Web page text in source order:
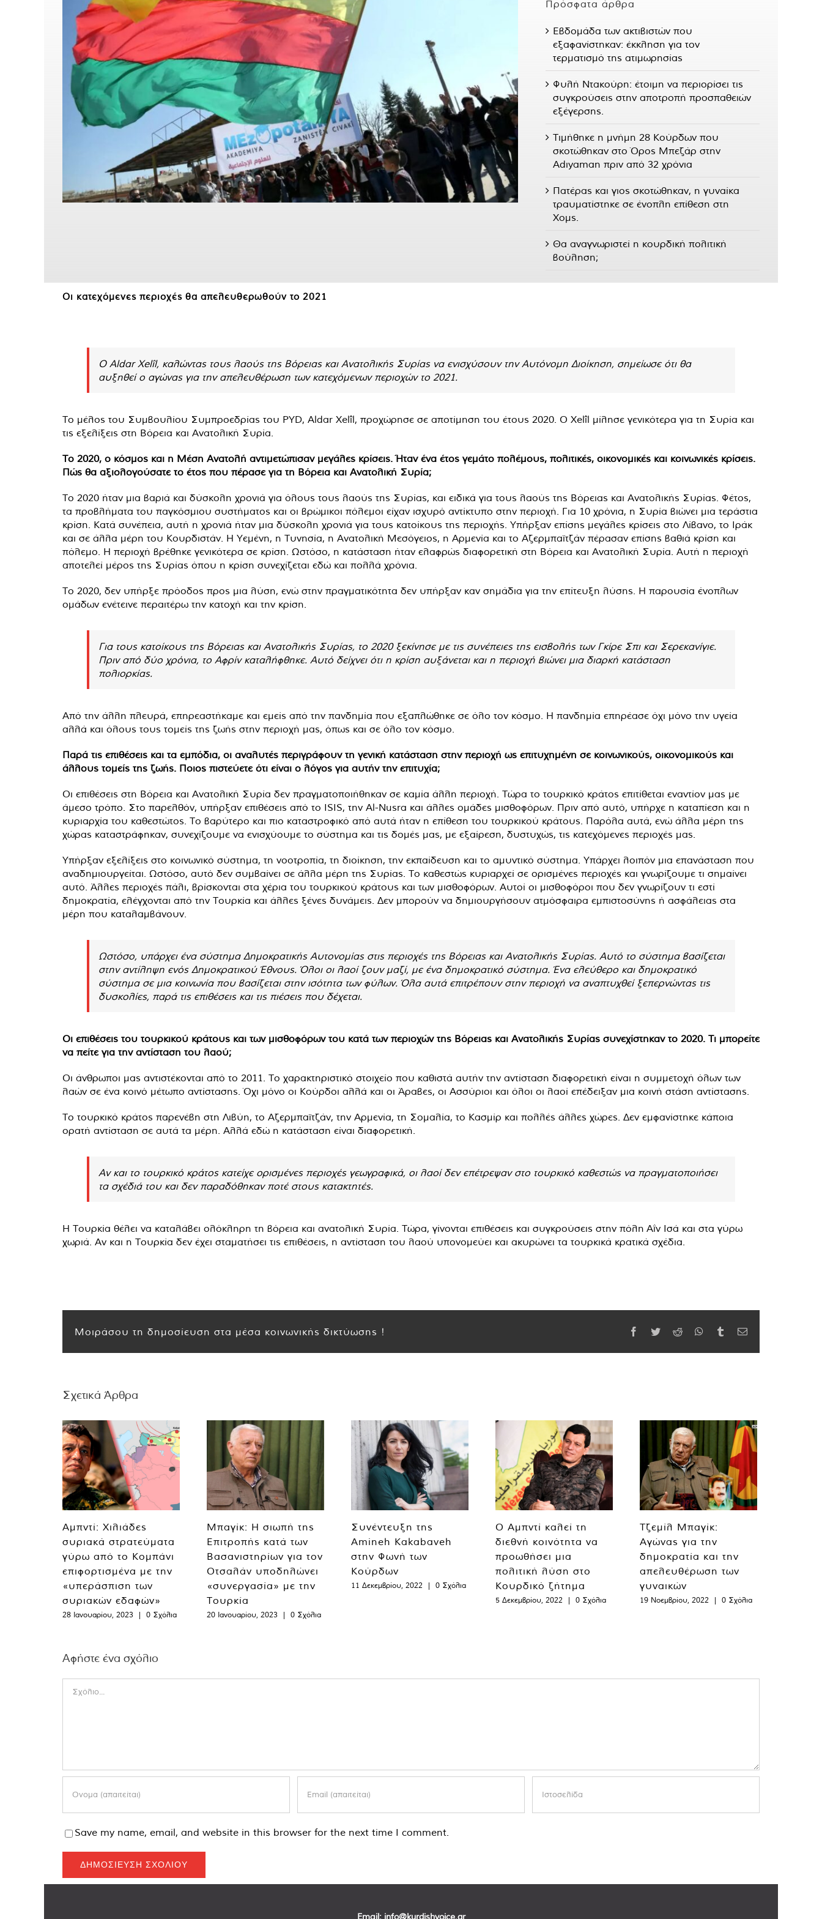
Πρόσφατα άρθρα
Εβδομάδα των ακτιβιστών που
εξαφανίστηκαν: έκκληση για τον
τερματισμό της ατιμωρησίας
Φυλή Ντακούρη: έτοιμη να περιορίσει τις
συγκρούσεις στην αποτροπή προσπαθειών
εξέγερσης.
Τιμήθηκε η μνήμη 28 Κούρδων που
σκοτώθηκαν στο Όρος Μπεζάρ στην
Adıyaman πριν από 32 χρόνια
Πατέρας και γιος σκοτώθηκαν, η γυναίκα
τραυματίστηκε σε ένοπλη επίθεση στη
Χομς.
Θα αναγνωριστεί η κουρδική πολιτική
βούληση;
Οι κατεχόμενες περιοχές θα απελευθερωθούν το 2021
Ο Aldar Xelîl, καλώντας τους λαούς της Βόρειας και Ανατολικής Συρίας να ενισχύσουν την Αυτόνομη Διοίκηση, σημείωσε ότι θα
αυξηθεί ο αγώνας για την απελευθέρωση των κατεχόμενων περιοχών το 2021.
Το μέλος του Συμβουλίου Συμπροεδρίας του PYD, Aldar Xelîl, προχώρησε σε αποτίμηση του έτους 2020. Ο Xelîl μίλησε γενικότερα για τη Συρία και
τις εξελίξεις στη Βόρεια και Ανατολική Συρία.
Το 2020, ο κόσμος και η Μέση Ανατολή αντιμετώπισαν μεγάλες κρίσεις. Ήταν ένα έτος γεμάτο πολέμους, πολιτικές, οικονομικές και κοινωνικές κρίσεις.
Πώς θα αξιολογούσατε το έτος που πέρασε για τη Βόρεια και Ανατολική Συρία;
Το 2020 ήταν μια βαριά και δύσκολη χρονιά για όλους τους λαούς της Συρίας, και ειδικά για τους λαούς της Βόρειας και Ανατολικής Συρίας. Φέτος,
τα προβλήματα του παγκόσμιου συστήματος και οι βρώμικοι πόλεμοι είχαν ισχυρό αντίκτυπο στην περιοχή. Για 10 χρόνια, η Συρία βιώνει μια τεράστια
κρίση. Κατά συνέπεια, αυτή η χρονιά ήταν μια δύσκολη χρονιά για τους κατοίκους της περιοχής. Υπήρξαν επίσης μεγάλες κρίσεις στο Λίβανο, το Ιράκ
και σε άλλα μέρη του Κουρδιστάν. Η Υεμένη, η Τυνησία, η Ανατολική Μεσόγειος, η Αρμενία και το Αζερμπαϊτζάν πέρασαν επίσης βαθιά κρίση και
πόλεμο. Η περιοχή βρέθηκε γενικότερα σε κρίση. Ωστόσο, η κατάσταση ήταν ελαφρώς διαφορετική στη Βόρεια και Ανατολική Συρία. Αυτή η περιοχή
αποτελεί μέρος της Συρίας όπου η κρίση συνεχίζεται εδώ και πολλά χρόνια.
Το 2020, δεν υπήρξε πρόοδος προς μια λύση, ενώ στην πραγματικότητα δεν υπήρξαν καν σημάδια για την επίτευξη λύσης. Η παρουσία ένοπλων
ομάδων ενέτεινε περαιτέρω την κατοχή και την κρίση.
Για τους κατοίκους της Βόρειας και Ανατολικής Συρίας, το 2020 ξεκίνησε με τις συνέπειες της εισβολής των Γκίρε Σπι και Σερεκανίγιε.
Πριν από δύο χρόνια, το Αφρίν καταλήφθηκε. Αυτό δείχνει ότι η κρίση αυξάνεται και η περιοχή βιώνει μια διαρκή κατάσταση
πολιορκίας.
Από την άλλη πλευρά, επηρεαστήκαμε και εμείς από την πανδημία που εξαπλώθηκε σε όλο τον κόσμο. Η πανδημία επηρέασε όχι μόνο την υγεία
αλλά και όλους τους τομείς της ζωής στην περιοχή μας, όπως και σε όλο τον κόσμο.
Παρά τις επιθέσεις και τα εμπόδια, οι αναλυτές περιγράφουν τη γενική κατάσταση στην περιοχή ως επιτυχημένη σε κοινωνικούς, οικονομικούς και
άλλους τομείς της ζωής. Ποιος πιστεύετε ότι είναι ο λόγος για αυτήν την επιτυχία;
Οι επιθέσεις στη Βόρεια και Ανατολική Συρία δεν πραγματοποιήθηκαν σε καμία άλλη περιοχή. Τώρα το τουρκικό κράτος επιτίθεται εναντίον μας με
άμεσο τρόπο. Στο παρελθόν, υπήρξαν επιθέσεις από το ISIS, την Al-Nusra και άλλες ομάδες μισθοφόρων. Πριν από αυτό, υπήρχε η καταπίεση και η
κυριαρχία του καθεστώτος. Το βαρύτερο και πιο καταστροφικό από αυτά ήταν η επίθεση του τουρκικού κράτους. Παρόλα αυτά, ενώ άλλα μέρη της
χώρας καταστράφηκαν, συνεχίζουμε να ενισχύουμε το σύστημα και τις δομές μας, με εξαίρεση, δυστυχώς, τις κατεχόμενες περιοχές μας.
Υπήρξαν εξελίξεις στο κοινωνικό σύστημα, τη νοοτροπία, τη διοίκηση, την εκπαίδευση και το αμυντικό σύστημα. Υπάρχει λοιπόν μια επανάσταση που
αναδημιουργείται. Ωστόσο, αυτό δεν συμβαίνει σε άλλα μέρη της Συρίας. Το καθεστώς κυριαρχεί σε ορισμένες περιοχές και γνωρίζουμε τι σημαίνει
αυτό. Άλλες περιοχές πάλι, βρίσκονται στα χέρια του τουρκικού κράτους και των μισθοφόρων. Αυτοί οι μισθοφόροι που δεν γνωρίζουν τι εστί
δημοκρατία, ελέγχονται από την Τουρκία και άλλες ξένες δυνάμεις. Δεν μπορούν να δημιουργήσουν ατμόσφαιρα εμπιστοσύνης ή ασφάλειας στα
μέρη που καταλαμβάνουν.
Ωστόσο, υπάρχει ένα σύστημα Δημοκρατικής Αυτονομίας στις περιοχές της Βόρειας και Ανατολικής Συρίας. Αυτό το σύστημα βασίζεται
στην αντίληψη ενός Δημοκρατικού Έθνους. Όλοι οι λαοί ζουν μαζί, με ένα δημοκρατικό σύστημα. Ένα ελεύθερο και δημοκρατικό
σύστημα σε μια κοινωνία που βασίζεται στην ισότητα των φύλων. Όλα αυτά επιτρέπουν στην περιοχή να αναπτυχθεί ξεπερνώντας τις
δυσκολίες, παρά τις επιθέσεις και τις πιέσεις που δέχεται.
Οι επιθέσεις του τουρκικού κράτους και των μισθοφόρων του κατά των περιοχών της Βόρειας και Ανατολικής Συρίας συνεχίστηκαν το 2020. Τι μπορείτε
να πείτε για την αντίσταση του λαού;
Οι άνθρωποι μας αντιστέκονται από το 2011. Το χαρακτηριστικό στοιχείο που καθιστά αυτήν την αντίσταση διαφορετική είναι η συμμετοχή όλων των
λαών σε ένα κοινό μέτωπο αντίστασης. Όχι μόνο οι Κούρδοι αλλά και οι Άραβες, οι Ασσύριοι και όλοι οι λαοί επέδειξαν μια κοινή στάση αντίστασης.
Το τουρκικό κράτος παρενέβη στη Λιβύη, το Αζερμπαϊτζάν, την Αρμενία, τη Σομαλία, το Κασμίρ και πολλές άλλες χώρες. Δεν εμφανίστηκε κάποια
ορατή αντίσταση σε αυτά τα μέρη. Αλλά εδώ η κατάσταση είναι διαφορετική.
Αν και το τουρκικό κράτος κατείχε ορισμένες περιοχές γεωγραφικά, οι λαοί δεν επέτρεψαν στο τουρκικό καθεστώς να πραγματοποιήσει
τα σχέδιά του και δεν παραδόθηκαν ποτέ στους κατακτητές.
Η Τουρκία θέλει να καταλάβει ολόκληρη τη βόρεια και ανατολική Συρία. Τώρα, γίνονται επιθέσεις και συγκρούσεις στην πόλη Αΐν Ισά και στα γύρω
χωριά. Αν και η Τουρκία δεν έχει σταματήσει τις επιθέσεις, η αντίσταση του λαού υπονομεύει και ακυρώνει τα τουρκικά κρατικά σχέδια.
Μοιράσου τη δημοσίευση στα μέσα κοινωνικής δικτύωσης ! Facebook
TwitterReddit WhatsApp
TumblrEmail
Σχετικά Άρθρα
Αμπντί: Χιλιάδες
συριακά στρατεύματα
γύρω από το Κομπάνι
επιφορτισμένα με την
«υπεράσπιση των
συριακών εδαφών»
28 Ιανουαρίου, 2023 | 0 Σχόλια
Μπαγίκ: Η σιωπή της
Επιτροπής κατά των
Βασανιστηρίων για τον
Οτσαλάν υποδηλώνει
«συνεργασία» με την
Τουρκία
20 Ιανουαρίου, 2023 | 0 Σχόλια
Συνέντευξη της
Amineh Kakabaveh
στην Φωνή των
Κούρδων
11 Δεκεμβρίου, 2022 | 0 Σχόλια
Ο Αμπντί καλεί τη
διεθνή κοινότητα να
προωθήσει μια
πολιτική λύση στο
Κουρδικό ζήτημα
5 Δεκεμβρίου, 2022 | 0 Σχόλια
Τζεμίλ Μπαγίκ:
Αγώνας για την
δημοκρατία και την
απελευθέρωση των
γυναικών
19 Νοεμβρίου, 2022 | 0 Σχόλια
Αφήστε ένα σχόλιο
Save my name, email, and website in this browser for the next time I comment.
Email: info@kurdishvoice.gr